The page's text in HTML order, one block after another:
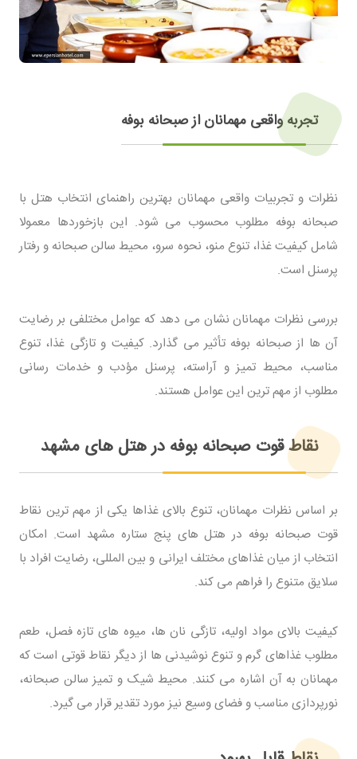
تجربه واقعی مهمانان از صبحانه بوفه
نظرات و تجربیات واقعی مهمانان بهترین راهنمای انتخاب هتل با
صبحانه بوفه مطلوب محسوب می شود. این بازخوردها معمولا
شامل کیفیت غذا، تنوع منو، نحوه سرو، محیط سالن صبحانه و رفتار
پرسنل است.
بررسی نظرات مهمانان نشان می دهد که عوامل مختلفی بر رضایت
آن ها از صبحانه بوفه تأثیر می گذارد. کیفیت و تازگی غذا، تنوع
مناسب، محیط تمیز و آراسته، پرسنل مؤدب و خدمات رسانی
مطلوب از مهم ترین این عوامل هستند.
نقاط قوت صبحانه بوفه در هتل های مشهد
بر اساس نظرات مهمانان، تنوع بالای غذاها یکی از مهم ترین نقاط
قوت صبحانه بوفه در هتل های پنج ستاره مشهد است. امکان
انتخاب از میان غذاهای مختلف ایرانی و بین المللی، رضایت افراد با
سلایق متنوع را فراهم می کند.
کیفیت بالای مواد اولیه، تازگی نان ها، میوه های تازه فصل، طعم
مطلوب غذاهای گرم و تنوع نوشیدنی ها از دیگر نقاط قوتی است که
مهمانان به آن اشاره می کنند. محیط شیک و تمیز سالن صبحانه،
نورپردازی مناسب و فضای وسیع نیز مورد تقدیر قرار می گیرد.